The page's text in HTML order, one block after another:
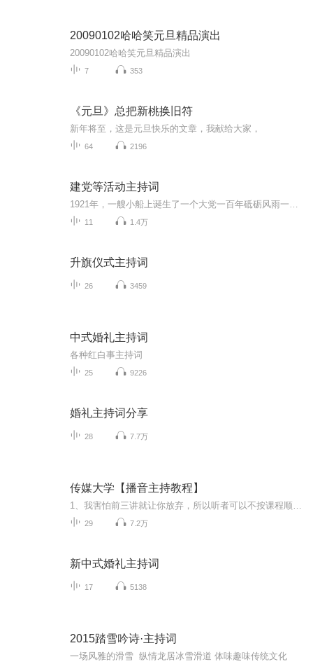
20090102哈哈笑元旦精品演出
20090102哈哈笑元旦精品演出
7 353
《元旦》总把新桃换旧符
新年将至，这是元旦快乐的文章，我献给大家，
64 2196
建党等活动主持词
11 1.4万
升旗仪式主持词
26 3459
中式婚礼主持词
各种红白事主持词
25 9226
婚礼主持词分享
28 7.7万
传媒大学【播音主持教程】
29 7.2万
新中式婚礼主持词
17 5138
2015踏雪吟诗·主持词
一场风雅的滑雪 纵情龙居冰雪滑道 体味趣味传统文化